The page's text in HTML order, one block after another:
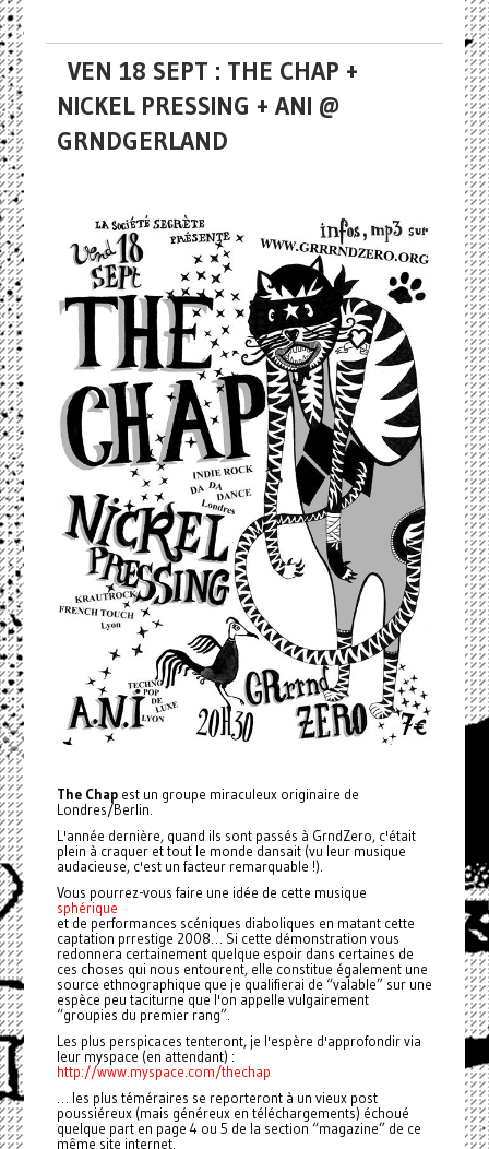
VEN 18 SEPT : THE CHAP +
NICKEL PRESSING + ANI @
GRNDGERLAND
The Chapest un groupe miraculeux originaire de
Londres/Berlin.
L'année dernière, quand ils sont passés à GrndZero, c'était
plein à craquer et tout le monde dansait (vu leur musique
audacieuse, c'est un facteur remarquable !).
Vous pourrez-vous faire une idée de cette musique
sphérique
et de performances scéniques diaboliques en matant cette
captation prrestige 2008… Si cette démonstration vous
redonnera certainement quelque espoir dans certaines de
ces choses qui nous entourent, elle constitue également une
source ethnographique que je qualifierai de “valable” sur une
espèce peu taciturne que l'on appelle vulgairement
“groupies du premier rang”.
Les plus perspicaces tenteront, je l'espère d'approfondir via
leur myspace (en attendant) :
http://www.myspace.com/thechap
… les plus téméraires se reporteront à un vieux post
poussiéreux (mais généreux en téléchargements) échoué
quelque part en page 4 ou 5 de la section “magazine” de ce
même site internet.